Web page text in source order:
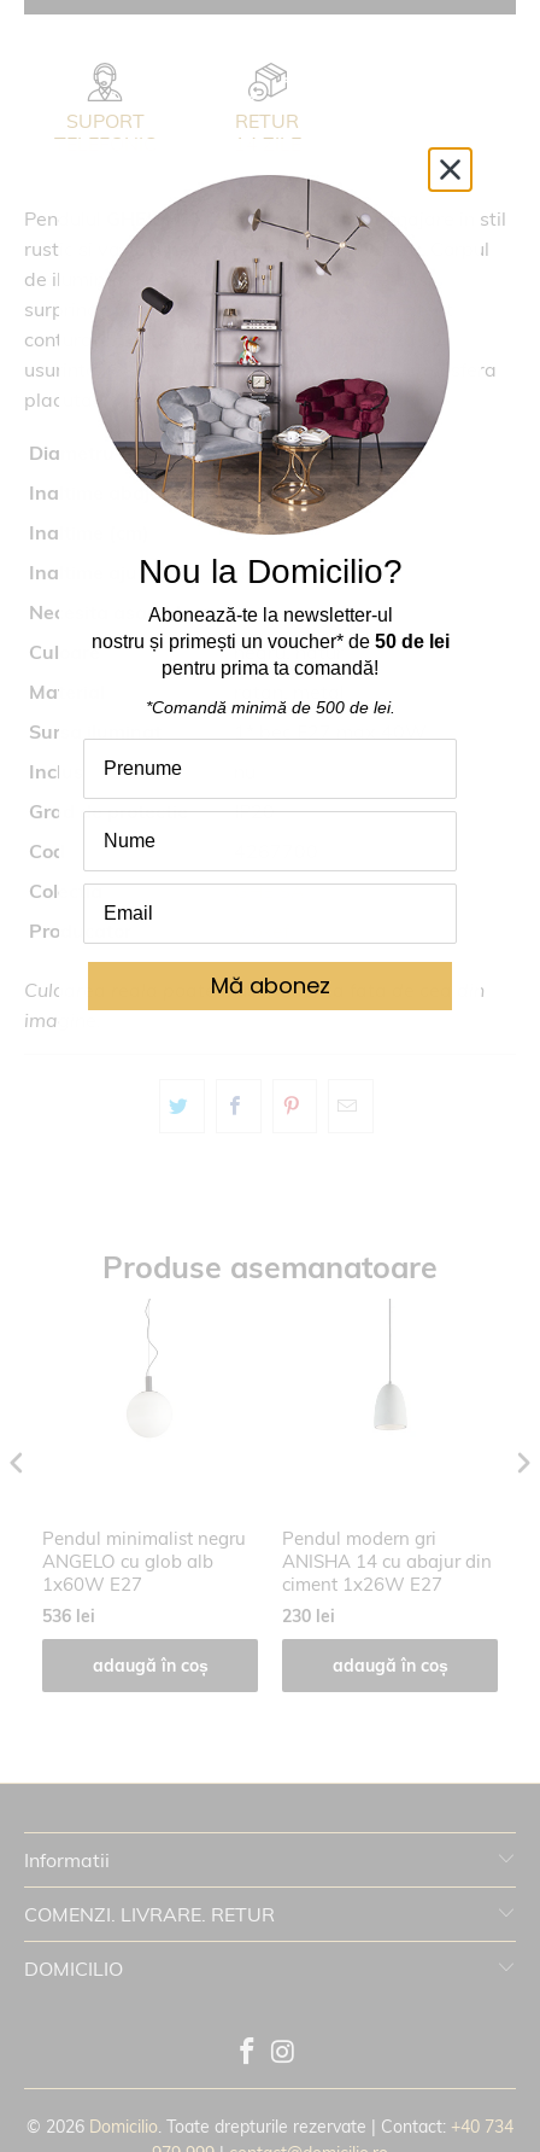
SUPORT
TELEFONIC
RETUR
14 ZILE
Pendulul GHEISA
este ideal pentru o amenajare in stil
rustic si va ilumineaza eficient spatiul vostru. Corpul
de iluminat are o structura de lemn si metal si
surprinde prin designul deosebit cu detalii atent
conturate. Cromatica versatila il integreaza cu
usurinta in decorul vostru, contribuind la o atmosfera
placuta.
Diametru (cm)
40
Inaltime abajur (cm)
20
Inaltime (cm)
123
Inaltime ajustabila
da
Necesita asamblare
nu
Culoare
negru, natur
Material
Sursa iluminat
Inclus
Grad de protectie
IP20
Cod
Colectia
GHEISA
Producator
Culoarea reala poate fi usor diferita fata de cea din
imagine.
Produse asemanatoare
Pendul minimalist negru
ANGELO cu glob alb
1x60W E27
536 lei
adaugă în coș
Pendul modern gri
ANISHA 14 cu abajur din
ciment 1x26W E27
230 lei
adaugă în coș
Informatii
COMENZI. LIVRARE. RETUR
DOMICILIO
© 2026 Domicilio . Toate drepturile rezervate | Contact: +40 734
Nou la Domicilio?
Abonează-te la newsletter-ul
nostru și primești un voucher* de 50 de lei
pentru prima ta comandă!
*Comandă minimă de 500 de lei.
Mă abonez